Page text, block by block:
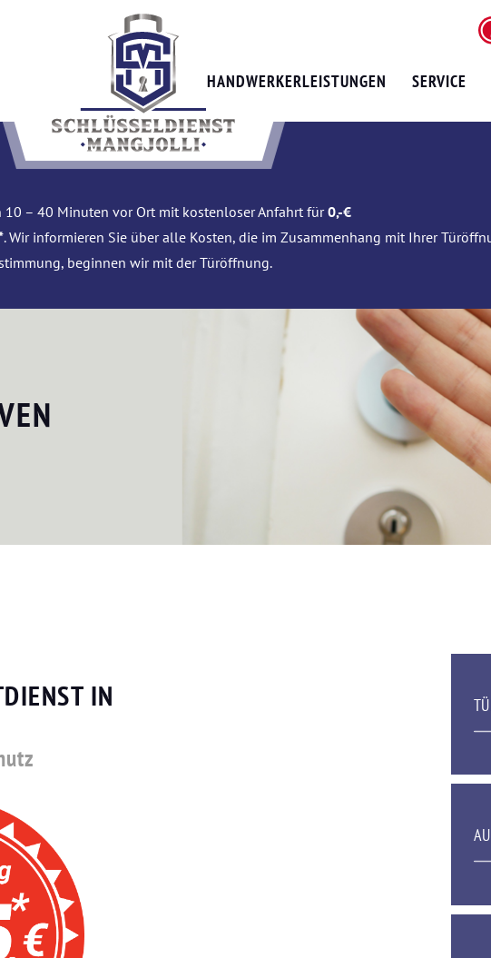
HANDWERKERLEISTUNGEN SERVICE
– 40 Minuten vor Ort mit kostenloser Anfahrt für0,-€
. Wir informieren Sie über alle Kosten, die im Zusammenhang mit Ihrer
beginnen wir mit der Türöffnung.
IN